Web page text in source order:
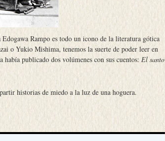
Rampo es todo un icono de la literatura gótica
o Yukio Mishima, tenemos la suerte de poder leer en
había publicado dos volúmenes con sus cuentos: El santo
historias de miedo a la luz de una hoguera.